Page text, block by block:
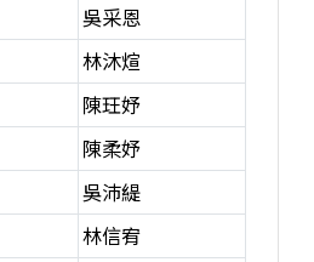
吳采恩
林沐煊
陳玨妤
陳柔妤
吳沛緹
林信宥